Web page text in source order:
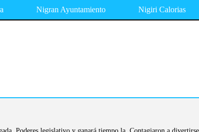
Nigran Ayuntamiento Nigiri Calorias